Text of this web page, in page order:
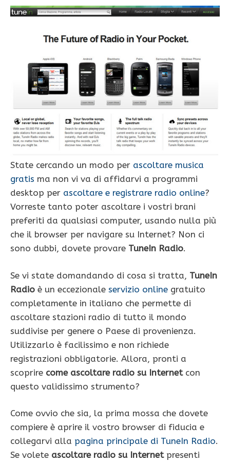
State cercando un modo per ascoltare musica
gratis ma non vi va di affidarvi a programmi
desktop per ascoltare e registrare radio online?
Vorreste tanto poter ascoltare i vostri brani
preferiti da qualsiasi computer, usando nulla più
che il browser per navigare su Internet? Non ci
sono dubbi, dovete provare TuneIn Radio.
Se vi state domandando di cosa si tratta, TuneIn
Radio è un eccezionale servizio online gratuito
completamente in italiano che permette di
ascoltare stazioni radio di tutto il mondo
suddivise per genere o Paese di provenienza.
Utilizzarlo è facilissimo e non richiede
registrazioni obbligatorie. Allora, pronti a
scoprire come ascoltare radio su Internetcon
questo validissimo strumento?
Come ovvio che sia, la prima mossa che dovete
compiere è aprire il vostro browser di fiducia e
collegarvi alla pagina principale di TuneIn Radio.
Se volete ascoltare radio su Internetpresenti